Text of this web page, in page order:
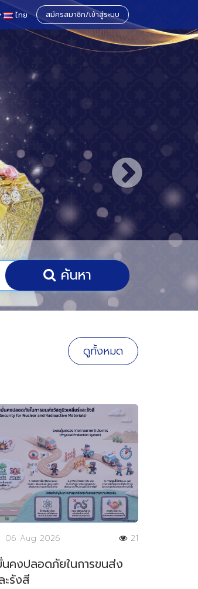
ช
ไทย สมัครสมาชิก/เข้าสู่ระบบ
ค้นหา
ดูทั้งหมด
06 Aug 2026 21
นคงปลอดภัยในการขนส่ง
ะรังสี